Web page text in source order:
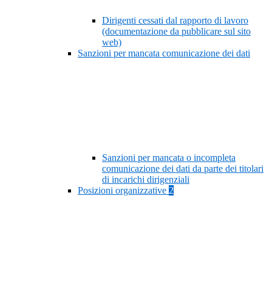
Dirigenti cessati dal rapporto di lavoro
(documentazione da pubblicare sul sito
web)
Sanzioni per mancata comunicazione dei dati
Sanzioni per mancata o incompleta
comunicazione dei dati da parte dei titolari
di incarichi dirigenziali
Posizioni organizzative 2